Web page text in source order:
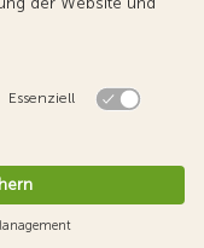
Informationen